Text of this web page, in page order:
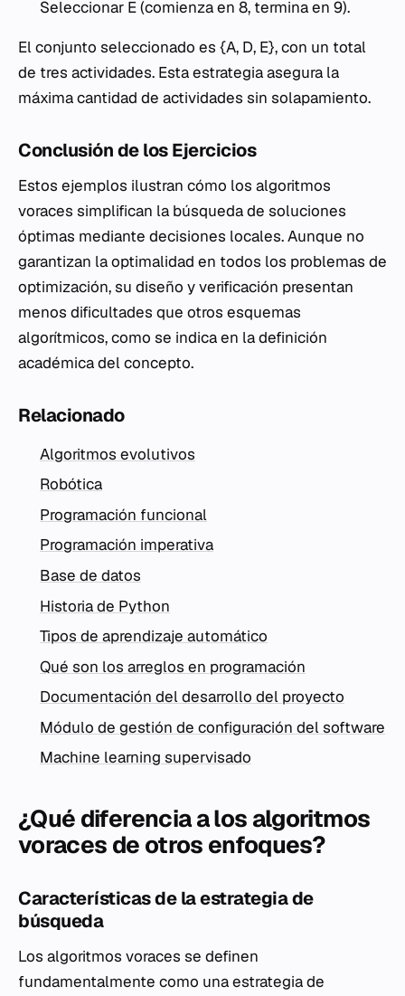
Seleccionar E (comienza en 8, termina en 9).
El conjunto seleccionado es {A, D, E}, con un total
de tres actividades. Esta estrategia asegura la
máxima cantidad de actividades sin solapamiento.
Conclusión de los Ejercicios
Estos ejemplos ilustran cómo los algoritmos
voraces simplifican la búsqueda de soluciones
óptimas mediante decisiones locales. Aunque no
garantizan la optimalidad en todos los problemas de
optimización, su diseño y verificación presentan
menos dificultades que otros esquemas
algorítmicos, como se indica en la definición
académica del concepto.
Relacionado
Algoritmos evolutivos
Robótica
Programación funcional
Programación imperativa
Base de datos
Historia de Python
Tipos de aprendizaje automático
Qué son los arreglos en programación
Documentación del desarrollo del proyecto
Módulo de gestión de configuración del software
Machine learning supervisado
¿Qué diferencia a los algoritmos
voraces de otros enfoques?
Características de la estrategia de
búsqueda
Los algoritmos voraces se definen
fundamentalmente como una estrategia de